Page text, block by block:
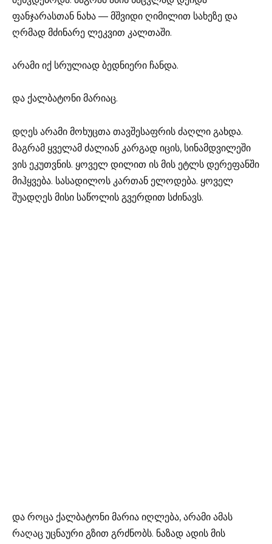
ფანჯარასთან ნახა — მშვიდი ღიმილით სახეზე და
ღრმად მძინარე ლეკვით კალთაში.
არამი იქ სრულიად ბედნიერი ჩანდა.
და ქალბატონი მარიაც.
დღეს არამი მოხუცთა თავშესაფრის ძაღლი გახდა.
მაგრამ ყველამ ძალიან კარგად იცის, სინამდვილეში
ვის ეკუთვნის. ყოველ დილით ის მის ეტლს დერეფანში
მიჰყვება. სასადილოს კართან ელოდება. ყოველ
შუადღეს მისი საწოლის გვერდით სძინავს.
და როცა ქალბატონი მარია იღლება, არამი ამას
რაღაც უცნაური გზით გრძნობს. ნაზად ადის მის